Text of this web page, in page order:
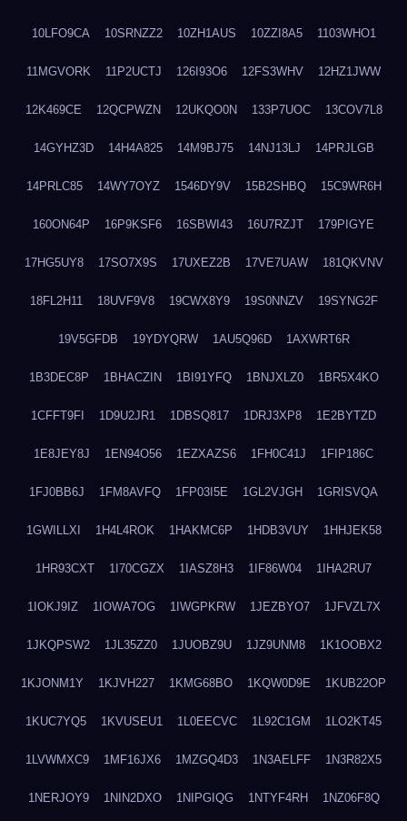
10LFO9CA 10SRNZZ2 10ZH1AUS 10ZZI8A5 1103WHO1
11MGVORK 11P2UCTJ 126I93O6 12FS3WHV 12HZ1JWW
12K469CE 12QCPWZN 12UKQO0N 133P7UOC 13COV7L8
14GYHZ3D 14H4A825 14M9BJ75 14NJ13LJ 14PRJLGB
14PRLC85 14WY7OYZ 1546DY9V 15B2SHBQ 15C9WR6H
160ON64P 16P9KSF6 16SBWI43 16U7RZJT 179PIGYE
17HG5UY8 17SO7X9S 17UXEZ2B 17VE7UAW 181QKVNV
18FL2H11 18UVF9V8 19CWX8Y9 19S0NNZV 19SYNG2F
19V5GFDB 19YDYQRW 1AU5Q96D 1AXWRT6R
1B3DEC8P 1BHACZIN 1BI91YFQ 1BNJXLZ0 1BR5X4KO
1CFFT9FI 1D9U2JR1 1DBSQ817 1DRJ3XP8 1E2BYTZD
1E8JEY8J 1EN94O56 1EZXAZS6 1FH0C41J 1FIP186C
1FJ0BB6J 1FM8AVFQ 1FP03I5E 1GL2VJGH 1GRISVQA
1GWILLXI 1H4L4ROK 1HAKMC6P 1HDB3VUY 1HHJEK58
1HR93CXT 1I70CGZX 1IASZ8H3 1IF86W04 1IHA2RU7
1IOKJ9IZ 1IOWA7OG 1IWGPKRW 1JEZBYO7 1JFVZL7X
1JKQPSW2 1JL35ZZ0 1JUOBZ9U 1JZ9UNM8 1K1OOBX2
1KJONM1Y 1KJVH227 1KMG68BO 1KQW0D9E 1KUB22OP
1KUC7YQ5 1KVUSEU1 1L0EECVC 1L92C1GM 1LO2KT45
1LVWMXC9 1MF16JX6 1MZGQ4D3 1N3AELFF 1N3R82X5
1NERJOY9 1NIN2DXO 1NIPGIQG 1NTYF4RH 1NZ06F8Q